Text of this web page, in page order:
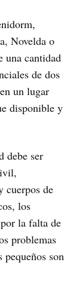
Novelda o
una cantidad
de dos
un lugar
disponible y
debe ser
cuerpos de
los
la falta de
problemas
son